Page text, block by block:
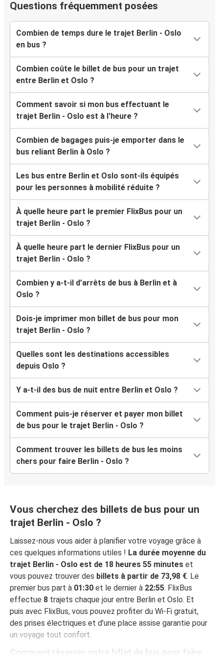
Questions fréquemment posées
Combien de temps dure le trajet Berlin - Oslo
en bus ?
Combien coûte le billet de bus pour un trajet
entre Berlin et Oslo ?
Comment savoir si mon bus effectuant le
trajet Berlin - Oslo est à l'heure ?
Combien de bagages puis-je emporter dans le
bus reliant Berlin à Oslo ?
Les bus entre Berlin et Oslo sont-ils équipés
pour les personnes à mobilité réduite ?
À quelle heure part le premier FlixBus pour un
trajet Berlin - Oslo ?
À quelle heure part le dernier FlixBus pour un
trajet Berlin - Oslo ?
Combien y a-t-il d’arrêts de bus à Berlin et à
Oslo ?
Dois-je imprimer mon billet de bus pour mon
trajet Berlin - Oslo ?
Quelles sont les destinations accessibles
depuis Oslo ?
Y a-t-il des bus de nuit entre Berlin et Oslo ?
Comment puis-je réserver et payer mon billet
de bus pour le trajet Berlin - Oslo ?
Comment trouver les billets de bus les moins
chers pour faire Berlin - Oslo ?
Vous cherchez des billets de bus pour un
trajet Berlin - Oslo ?
Laissez-nous vous aider à planifier votre voyage grâce à
ces quelques informations utiles ! La durée moyenne du
trajet Berlin - Oslo est de 18 heures 55 minutes et
vous pouvez trouver des billets à partir de 73,98 €. Le
premier bus part à 01:30 et le dernier à 22:55. FlixBus
effectue 8 trajets chaque jour entre Berlin et Oslo. Et
puis avec FlixBus, vous pouvez profiter du Wi-Fi gratuit,
des prises électriques et d’une place assise garantie pour
un voyage tout confort.
Comment réserver votre billet de bus pour faire